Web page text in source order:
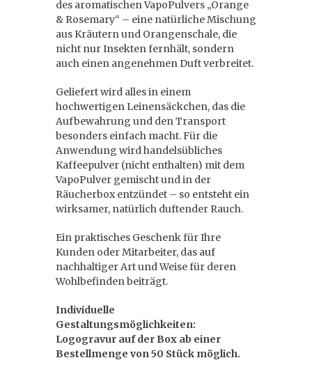
des aromatischen VapoPulvers „Orange
& Rosemary“ – eine natürliche Mischung
aus Kräutern und Orangenschale, die
nicht nur Insekten fernhält, sondern
auch einen angenehmen Duft verbreitet.
Geliefert wird alles in einem
hochwertigen Leinensäckchen, das die
Aufbewahrung und den Transport
besonders einfach macht. Für die
Anwendung wird handelsübliches
Kaffeepulver (nicht enthalten) mit dem
VapoPulver gemischt und in der
Räucherbox entzündet – so entsteht ein
wirksamer, natürlich duftender Rauch.
Ein praktisches Geschenk für Ihre
Kunden oder Mitarbeiter, das auf
nachhaltiger Art und Weise für deren
Wohlbefinden beiträgt.
Individuelle
Gestaltungsmöglichkeiten:
Logogravur auf der Box ab einer
Bestellmenge von 50 Stück möglich.